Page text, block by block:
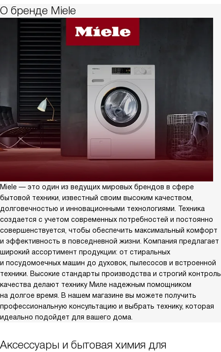
О бренде Miele
Miele — это один из ведущих мировых брендов в сфере
бытовой техники, известный своим высоким качеством,
долговечностью и инновационными технологиями. Техника
создается с учетом современных потребностей и постоянно
совершенствуется, чтобы обеспечить максимальный комфорт
и эффективность в повседневной жизни. Компания предлагает
широкий ассортимент продукции: от стиральных
и посудомоечных машин до духовок, пылесосов и встроенной
техники. Высокие стандарты производства и строгий контроль
качества делают технику Миле надежным помощником
на долгое время. В нашем магазине вы можете получить
профессиональную консультацию и выбрать технику, которая
идеально подойдет для вашего дома.
Аксессуары и бытовая химия для